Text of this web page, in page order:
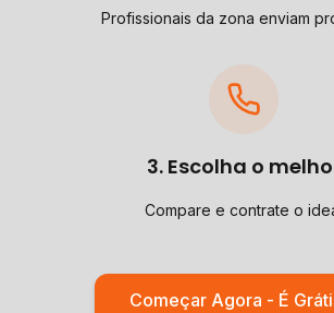
Profissionais da zona enviam
3. Escolha o
Compare e contrate o
Começar Agora - É